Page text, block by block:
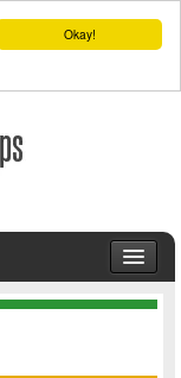
Okay!